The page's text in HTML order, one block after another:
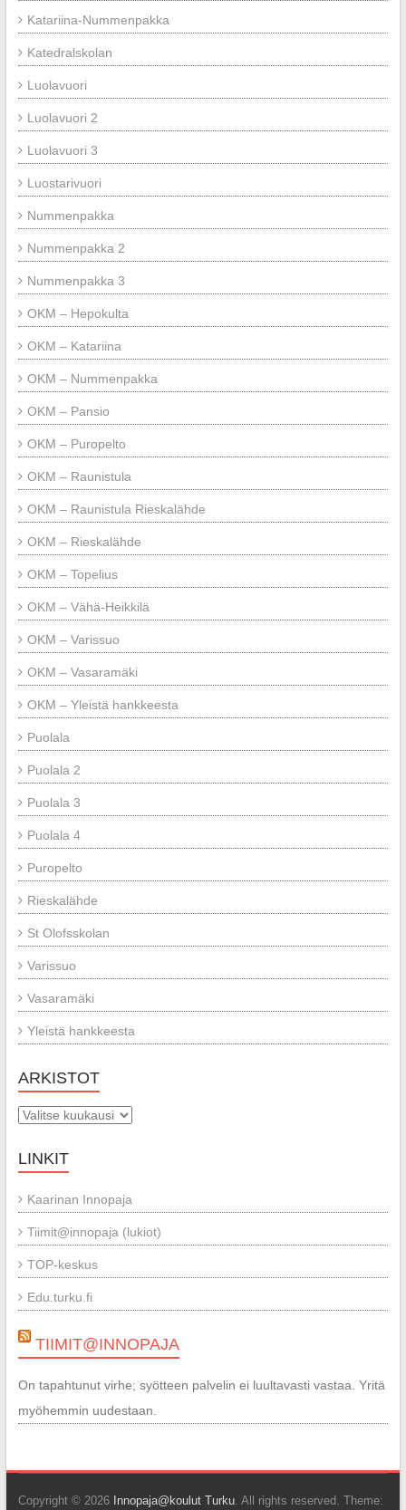
Katariina-Nummenpakka
Katedralskolan
Luolavuori
Luolavuori 2
Luolavuori 3
Luostarivuori
Nummenpakka
Nummenpakka 2
Nummenpakka 3
OKM – Hepokulta
OKM – Katariina
OKM – Nummenpakka
OKM – Pansio
OKM – Puropelto
OKM – Raunistula
OKM – Raunistula Rieskalähde
OKM – Rieskalähde
OKM – Topelius
OKM – Vähä-Heikkilä
OKM – Varissuo
OKM – Vasaramäki
OKM – Yleistä hankkeesta
Puolala
Puolala 2
Puolala 3
Puolala 4
Puropelto
Rieskalähde
St Olofsskolan
Varissuo
Vasaramäki
Yleistä hankkeesta
ARKISTOT
Arkistot
LINKIT
Kaarinan Innopaja
Tiimit@innopaja (lukiot)
TOP-keskus
Edu.turku.fi
TIIMIT@INNOPAJA
On tapahtunut virhe; syötteen palvelin ei luultavasti vastaa. Yritä
myöhemmin uudestaan.
Copyright © 2026 Innopaja@koulut Turku. All rights reserved. Theme: